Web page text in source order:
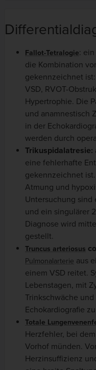
Fallot-Tetralogie:
die Kombination
gekennzeichnet
VSD, RVOT-
Hypertrophie. Die
und anamnestisch
in der
werden durch
Trikuspidalatresie:
eine fehlerhafte
gekennzeichnet
Atmung und
Untersuchung sind
und ein singulärer
Diagnose wird
gestellt.
Truncus arteriosus
Pulmonalarterie aus
einem VSD reitet.
Lebenstagen, mit
Trinkschwäche
Echokardiografie
Totale
Herzfehler, bei
Vorhof münden.
Herzinsuffizienz